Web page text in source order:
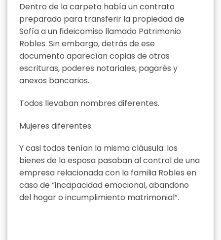
Dentro de la carpeta había un contrato
preparado para transferir la propiedad de
Sofía a un fideicomiso llamado Patrimonio
Robles. Sin embargo, detrás de ese
documento aparecían copias de otras
escrituras, poderes notariales, pagarés y
anexos bancarios.
Todos llevaban nombres diferentes.
Mujeres diferentes.
Y casi todos tenían la misma cláusula: los
bienes de la esposa pasaban al control de una
empresa relacionada con la familia Robles en
caso de “incapacidad emocional, abandono
del hogar o incumplimiento matrimonial”.